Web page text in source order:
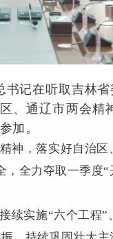
记在听取吉林
、通辽市两会
加。
，落实好自治区
全力夺取一季度
实施“六个工程